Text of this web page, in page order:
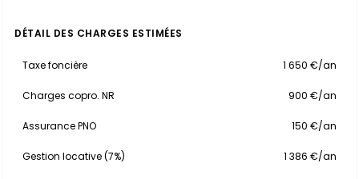
DÉTAIL DES CHARGES ESTIMÉES
Taxe foncière 1 650 €/an
Charges copro. NR 900 €/an
Assurance PNO 150 €/an
Gestion locative (7%) 1 386 €/an